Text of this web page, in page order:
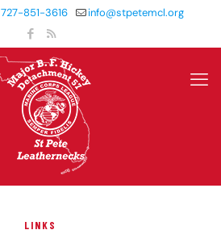
727-851-3616 info@stpetemcl.org
LINKS